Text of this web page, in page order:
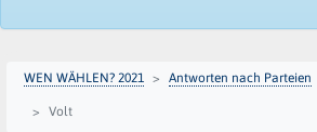
WEN WÄHLEN? 2021 Antworten nach Parteien
Volt